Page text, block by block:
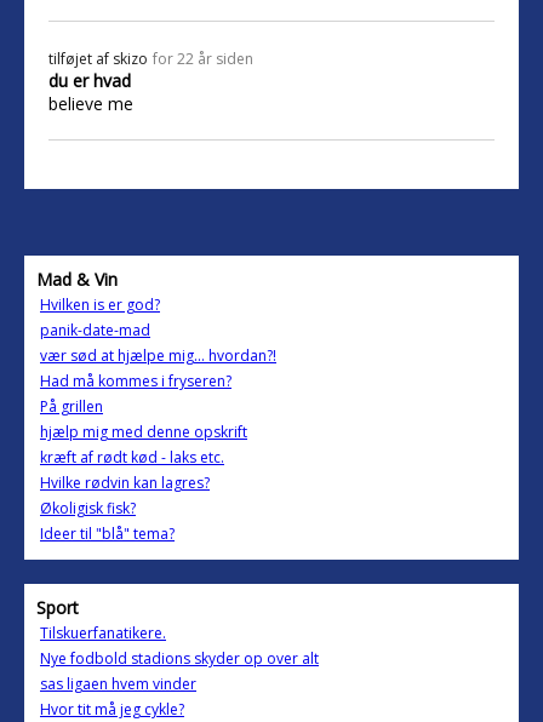
tilføjet af skizo for 22 år siden
du er hvad
believe me
Mad & Vin
Hvilken is er god?
panik-date-mad
vær sød at hjælpe mig... hvordan?!
Had må kommes i fryseren?
På grillen
hjælp mig med denne opskrift
kræft af rødt kød - laks etc.
Hvilke rødvin kan lagres?
Økoligisk fisk?
Ideer til "blå" tema?
Sport
Tilskuerfanatikere.
Nye fodbold stadions skyder op over alt
sas ligaen hvem vinder
Hvor tit må jeg cykle?